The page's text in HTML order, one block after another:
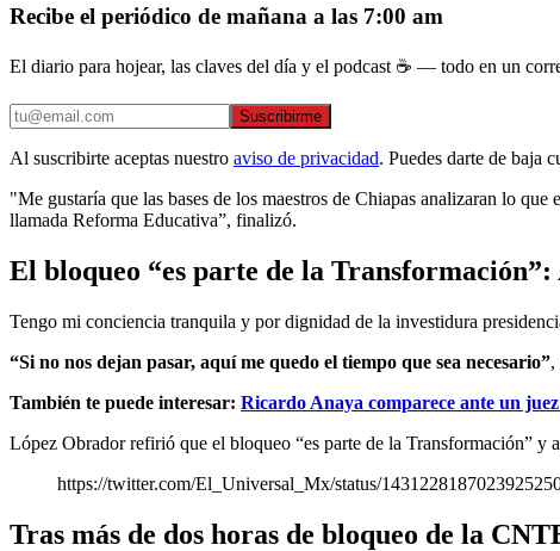
Recibe el periódico de mañana a las 7:00 am
El diario para hojear, las claves del día y el podcast ☕ — todo en un
Suscribirme
Al suscribirte aceptas nuestro aviso de privacidad. Puedes darte de baja
"Me gustaría que las bases de los maestros de Chiapas analizaran lo
llamada Reforma Educativa”, finalizó.
El bloqueo “es parte de la
Tengo mi conciencia tranquila y por dignidad de la investidura
“Si no nos dejan pasar, aquí me quedo el tiempo que sea necesario”,
También te puede interesar: Ricardo Anaya comparece ante un
López Obrador refirió que el bloqueo “es parte de la Transformación” y
https://twitter.com/El_Universal_Mx/status/
Tras más de dos horas de bloqueo de la